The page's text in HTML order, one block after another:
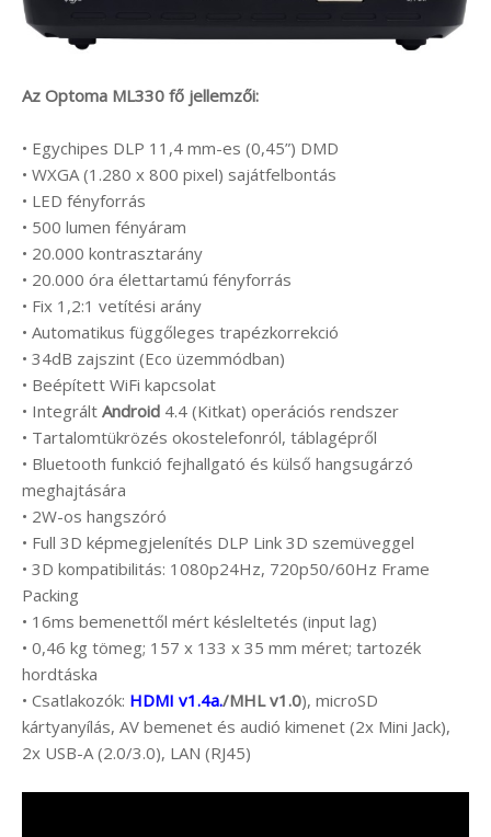
Az Optoma ML330 fő jellemzői:
• Egychipes DLP 11,4 mm-es (0,45”) DMD
• WXGA (1.280 x 800 pixel) sajátfelbontás
• LED fényforrás
• 500 lumen fényáram
• 20.000 kontrasztarány
• 20.000 óra élettartamú fényforrás
• Fix 1,2:1 vetítési arány
• Automatikus függőleges trapézkorrekció
• 34dB zajszint (Eco üzemmódban)
• Beépített WiFi kapcsolat
• Integrált Android 4.4 (Kitkat) operációs rendszer
• Tartalomtükrözés okostelefonról, táblagépről
• Bluetooth funkció fejhallgató és külső hangsugárzó
meghajtására
• 2W-os hangszóró
• Full 3D képmegjelenítés DLP Link 3D szemüveggel
• 3D kompatibilitás: 1080p24Hz, 720p50/60Hz Frame
Packing
• 16ms bemenettől mért késleltetés (input lag)
• 0,46 kg tömeg; 157 x 133 x 35 mm méret; tartozék
hordtáska
• Csatlakozók: HDMI v1.4a./MHL v1.0), microSD
kártyanyílás, AV bemenet és audió kimenet (2x Mini Jack),
2x USB-A (2.0/3.0), LAN (RJ45)